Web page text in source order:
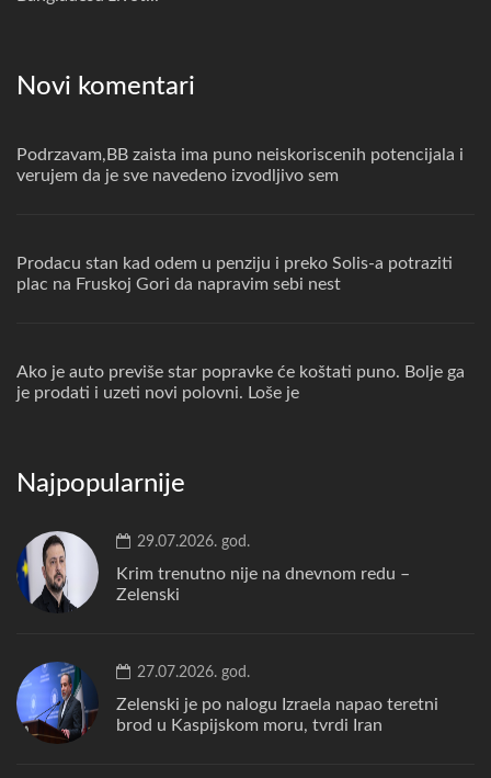
Novi komentari
Podrzavam,BB zaista ima puno neiskoriscenih potencijala i
verujem da je sve navedeno izvodljivo sem
Prodacu stan kad odem u penziju i preko Solis-a potraziti
plac na Fruskoj Gori da napravim sebi nest
Ako je auto previše star popravke će koštati puno. Bolje ga
je prodati i uzeti novi polovni. Loše je
Najpopularnije
29.07.2026. god.
Krim trenutno nije na dnevnom redu –
Zelenski
27.07.2026. god.
Zelenski je po nalogu Izraela napao teretni
brod u Kaspijskom moru, tvrdi Iran